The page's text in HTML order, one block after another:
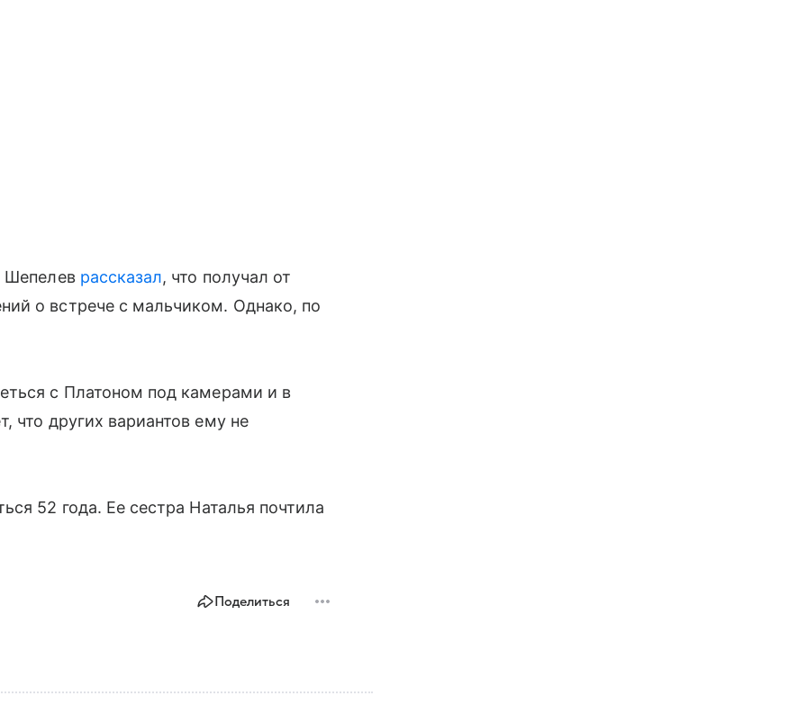
Шепелев рассказал, что получал от
о встрече с мальчиком. Однако, по
с Платоном под камерами и в
что других вариантов ему не
52 года. Ее сестра Наталья почтила
Поделиться